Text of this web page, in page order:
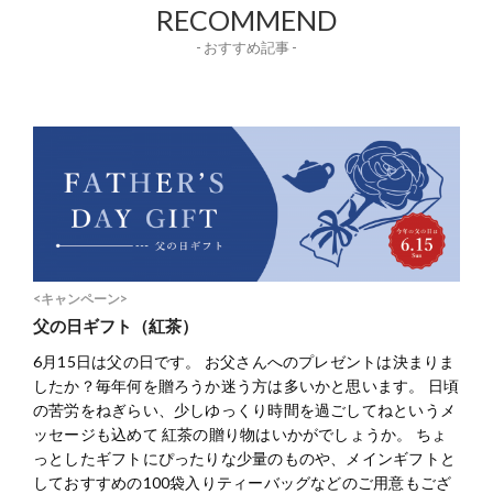
RECOMMEND
- おすすめ記事 -
<キャンペーン>
父の日ギフト（紅茶）
6月15日は父の日です。 お父さんへのプレゼントは決まりま
したか？毎年何を贈ろうか迷う方は多いかと思います。 日頃
の苦労をねぎらい、少しゆっくり時間を過ごしてねというメ
ッセージも込めて 紅茶の贈り物はいかがでしょうか。 ちょ
っとしたギフトにぴったりな少量のものや、メインギフトと
しておすすめの100袋入りティーバッグなどのご用意もござ